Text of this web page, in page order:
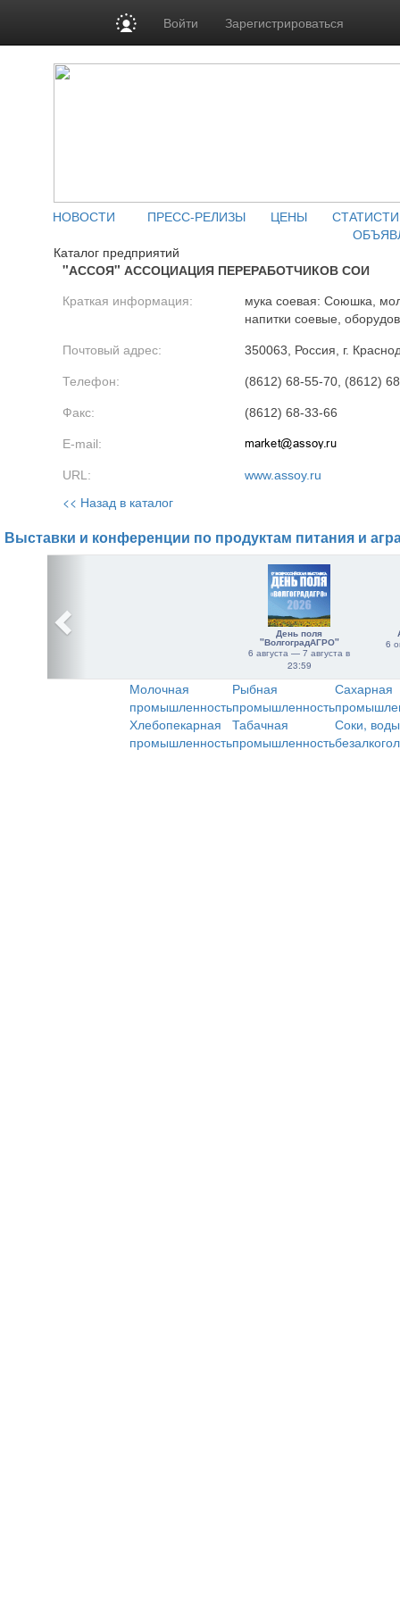
Войти Зарегистрироваться
НОВОСТИ ПРЕСС-РЕЛИЗЫ ЦЕНЫ
Каталог предприятий
"АССОЯ" АССОЦИАЦИЯ ПЕРЕРАБОТЧИКОВ СОИ
Краткая информация:
мука соевая: Союшка,
напитки соевые,
Почтовый адрес: 350063, Россия, г.
Телефон: (8612) 68-55-70, (8612)
Факс: (8612) 68-33-66
E-mail:
URL: www.assoy.ru
<< Назад в каталог
Выставки и конференции по продуктам питания и
День поля
"ВолгоградАГРО"
6 августа — 7 августа в
23:59
6
Молочная
промышленность
Рыбная
промышленность
Сахарная
Хлебопекарная
промышленность
Табачная
промышленность
Соки,